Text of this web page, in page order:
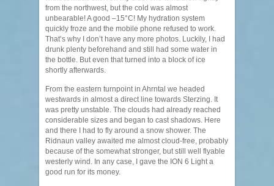
from the northwest, but the cold was almost
unbearable! A good –15°C! My hydration system
quickly froze and the mobile phone refused to work.
That’s why I don’t have any more photos. Luckily, I had
drunk plenty beforehand and still had some water in
the bottle. But even that turned into a block of ice
shortly afterwards.
From the eastern turnpoint in Ahrntal we headed
westwards in almost a direct line towards Sterzing. It
was pretty unstable. The clouds had already reached
considerable sizes and began to cast shadows. Here
and there I had to fly around a snow shower. The
Ridnaun valley awaited me almost cloud-free, probably
because of the somewhat stronger, but still well flyable
westerly wind. In any case, I gave the ION 6 Light a
good run for its money.